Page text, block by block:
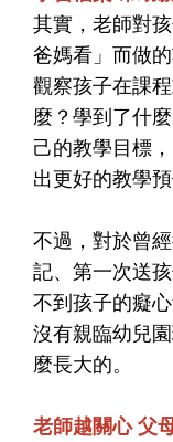
其實，老師對
爸媽看」而做
觀察孩子在課
麼？學到了什
己的教學目標
出更好的教學預
不過，對於曾
記、第一次送
不到孩子的癡
沒有親臨幼兒
麼長大的。
老師越關心 父